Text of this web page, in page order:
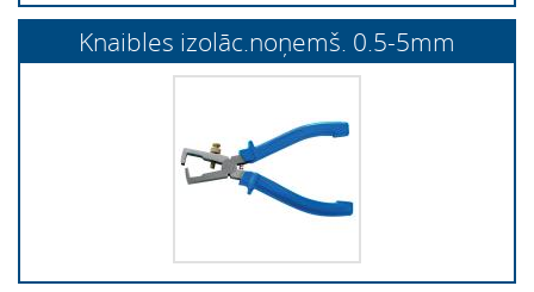
Knaibles izolāc.noņemš. 0.5-5mm